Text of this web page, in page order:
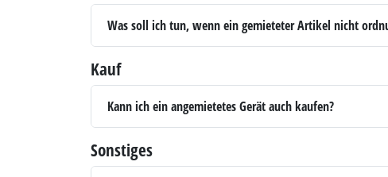
Was soll ich tun, wenn ein gemieteter Artikel nicht
Kauf
Kann ich ein angemietetes Gerät auch kaufen?
Sonstiges